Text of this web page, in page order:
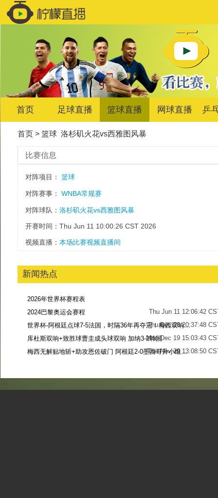
首页 足球直播 篮球直播 网球直播 乒
首页> 篮球 洛杉矶火花vs西雅图风暴
比赛信息
对阵项目： 篮球
对阵赛事： WNBA常规赛
对阵球队： 洛杉矶火花vs西雅图风暴
开赛时间：Thu Jun 11 10:00:26 CST 2026
视频直播： 本场比赛视频直播间
新闻热点
2026年世界杯赛程表
Thu Jun 11 12:06:42
2024巴黎奥运会赛程
Thu Dec 28 20:37:48
世界杯-阿根廷点球7-5法国，时隔36年再夺冠！梅西双响姆巴佩戴帽
Mon Dec 19 15:03:43
库杜斯双响+致胜球曹圭成头球双响 加纳3-2韩国
Tue Nov 29 13:08:50
梅西无解贴地斩+助攻恩佐破门 阿根廷2-0墨西哥升小组第二